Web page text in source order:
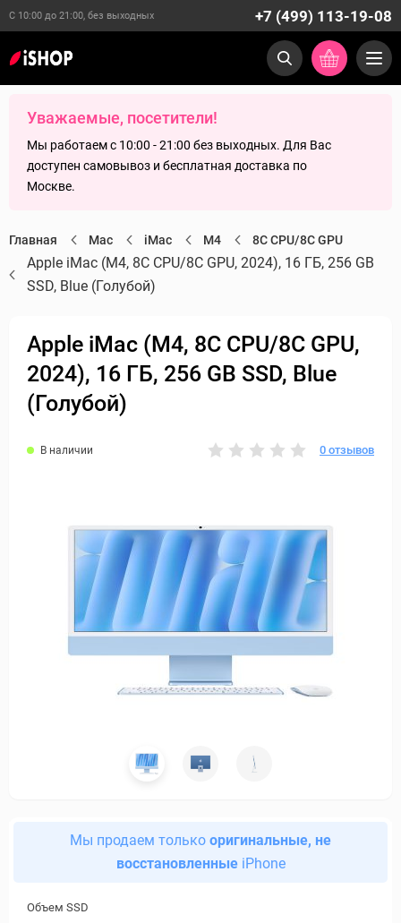
С 10:00 до 21:00, без выходных +7 (499) 113-19-08
Уважаемые, посетители!
Мы работаем с 10:00 - 21:00 без выходных. Для Вас
доступен самовывоз и бесплатная доставка по
Москве.
Главная Mac iMac M4 8C CPU/8C GPU
Apple iMac (M4, 8C CPU/8C GPU, 2024), 16 ГБ, 256 GB
SSD, Blue (Голубой)
Apple iMac (M4, 8C CPU/8C GPU,
2024), 16 ГБ, 256 GB SSD, Blue
(Голубой)
В наличии 0 отзывов
Мы продаем только оригинальные, не
восстановленныеiPhone
Объем SSD